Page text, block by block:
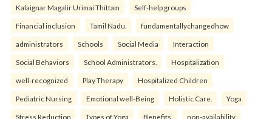
Kalaignar Magalir Urimai Thittam Self-help groups
Financial inclusion Tamil Nadu. fundamentallychangedhow
administrators Schools Social Media Interaction
Social Behaviors School Administrators. Hospitalization
well-recognized Play Therapy Hospitalized Children
Pediatric Nursing Emotional well-Being Holistic Care. Yoga
Stress Reduction Types of Yoga Benefits. non-availability